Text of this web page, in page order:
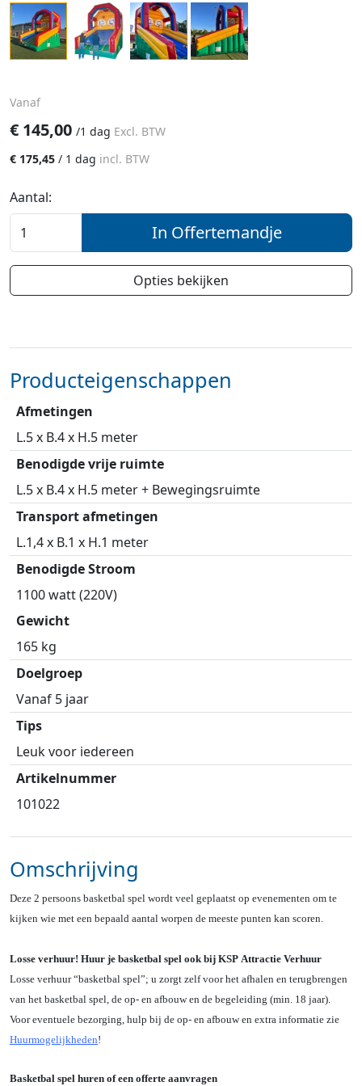
Vanaf
€ 145,00 /1 dag Excl. BTW
€ 175,45 / 1 dag incl. BTW
Aantal:
In Offertemandje
Opties bekijken
Producteigenschappen
Afmetingen
L.5 x B.4 x H.5 meter
Benodigde vrije ruimte
L.5 x B.4 x H.5 meter + Bewegingsruimte
Transport afmetingen
L.1,4 x B.1 x H.1 meter
Benodigde Stroom
1100 watt (220V)
Gewicht
165 kg
Doelgroep
Vanaf 5 jaar
Tips
Leuk voor iedereen
Artikelnummer
101022
Omschrijving
Deze 2 persoons basketbal spel wordt veel geplaatst op evenementen om te
kijken wie met een bepaald aantal worpen de meeste punten kan scoren.
Losse verhuur! Huur je basketbal spel ook bij KSP Attractie Verhuur
Losse verhuur “basketbal spel”; u zorgt zelf voor het afhalen en terugbrengen
van het basketbal spel, de op- en afbouw en de begeleiding (min. 18 jaar).
Voor eventuele bezorging, hulp bij de op- en afbouw en extra informatie zie
Huurmogelijkheden!
Basketbal spel huren of een offerte aanvragen